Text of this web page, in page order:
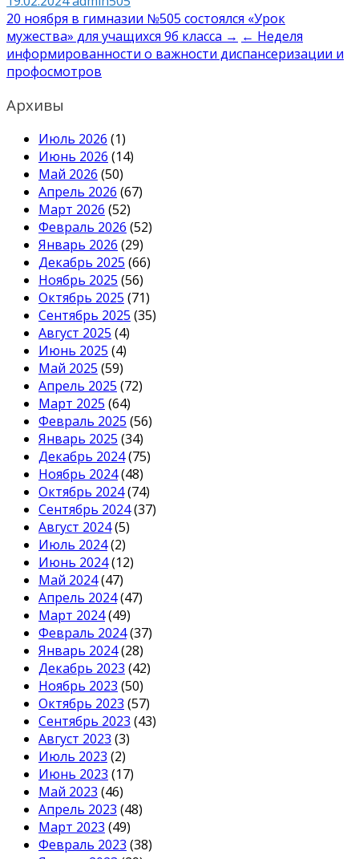
Навигация
по
записям
20 ноября в гимназии №505 состоялся «Урок
мужества» для учащихся 9б класса → ← Неделя
информированности о важности диспансеризации и
профосмотров
Архивы
Июль 2026 (1)
Июнь 2026 (14)
Май 2026 (50)
Апрель 2026 (67)
Март 2026 (52)
Февраль 2026 (52)
Январь 2026 (29)
Декабрь 2025 (66)
Ноябрь 2025 (56)
Октябрь 2025 (71)
Сентябрь 2025 (35)
Август 2025 (4)
Июнь 2025 (4)
Май 2025 (59)
Апрель 2025 (72)
Март 2025 (64)
Февраль 2025 (56)
Январь 2025 (34)
Декабрь 2024(75)
Ноябрь 2024(48)
Октябрь 2024(74)
Сентябрь 2024(37)
Август 2024(5)
Июль 2024(2)
Июнь 2024(12)
Май 2024(47)
Апрель 2024(47)
Март 2024(49)
Февраль 2024(37)
Январь 2024(28)
Декабрь 2023 (42)
Ноябрь 2023 (50)
Октябрь 2023 (57)
Сентябрь 2023 (43)
Август 2023 (3)
Июль 2023 (2)
Июнь 2023 (17)
Май 2023 (46)
Апрель 2023 (48)
Март 2023 (49)
Февраль 2023 (38)